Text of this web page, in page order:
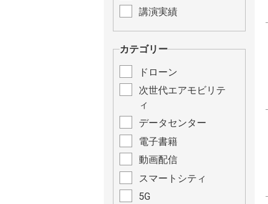
講演実績
カテゴリー
ドローン
次世代エアモビリテ
ィ
データセンター
電子書籍
動画配信
スマートシティ
5G